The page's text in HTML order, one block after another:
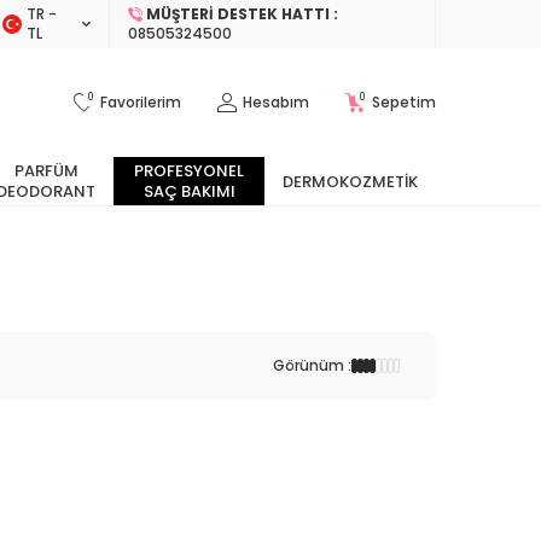
TR −
TL
MÜŞTERI DESTEK HATTI :
08505324500
0 Favorilerim Hesabım 0 Sepetim
PARFÜM
PROFESYONEL
SAÇ BAKIMI
DERMOKOZMETIK
Görünüm :